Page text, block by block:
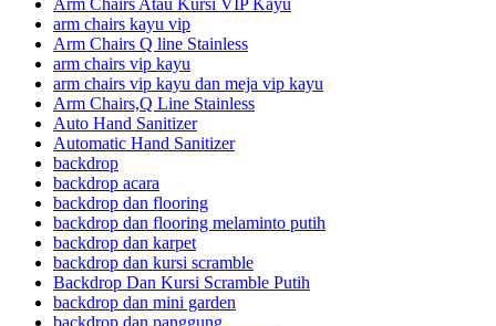
arm chairs kayu vip
Arm Chairs Q line Stainless
arm chairs vip kayu
arm chairs vip kayu dan meja vip kayu
Arm Chairs,Q Line Stainless
Auto Hand Sanitizer
Automatic Hand Sanitizer
backdrop
backdrop acara
backdrop dan flooring
backdrop dan flooring melaminto putih
backdrop dan karpet
backdrop dan kursi scramble
Backdrop Dan Kursi Scramble Putih
backdrop dan mini garden
backdrop dan panggung